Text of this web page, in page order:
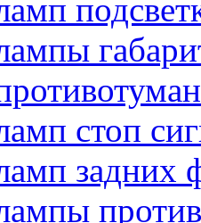
стоп
задних